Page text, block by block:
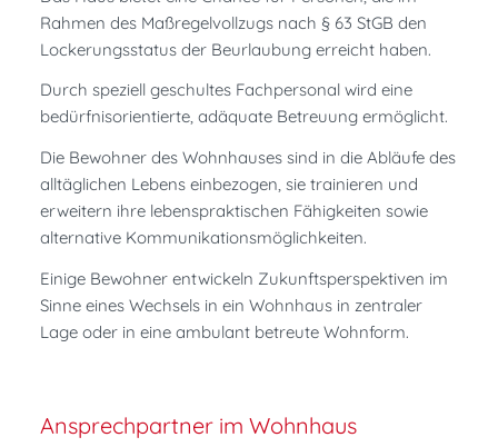
Rahmen des Maßregelvollzugs nach § 63 StGB den
Lockerungsstatus der Beurlaubung erreicht haben.
Durch speziell geschultes Fachpersonal wird eine
bedürfnisorientierte, adäquate Betreuung ermöglicht.
Die Bewohner des Wohnhauses sind in die Abläufe des
alltäglichen Lebens einbezogen, sie trainieren und
erweitern ihre lebenspraktischen Fähigkeiten sowie
alternative Kommunikationsmöglichkeiten.
Einige Bewohner entwickeln Zukunftsperspektiven im
Sinne eines Wechsels in ein Wohnhaus in zentraler
Lage oder in eine ambulant betreute Wohnform.
Ansprechpartner im Wohnhaus